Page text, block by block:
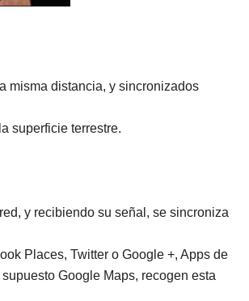
misma distancia, y sincronizados
superficie terrestre.
y recibiendo su señal, se sincroniza
Places, Twitter o Google +, Apps de
Google Maps, recogen esta